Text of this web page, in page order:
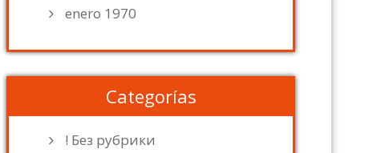
enero 1970
Categorías
! Без рубрики